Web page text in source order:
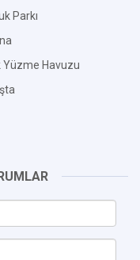
Parkı
Yüzme Havuzu